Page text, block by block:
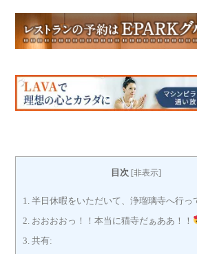
目次 [非表示]
1. 半日休暇をいただいて、浄瑠璃寺へ行っ
2. おおおおっ！！本当に猫寺だぁああ！！
3. 共有: